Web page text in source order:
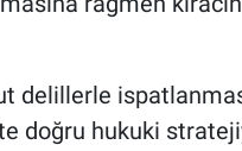
delillerle
doğru hukuki